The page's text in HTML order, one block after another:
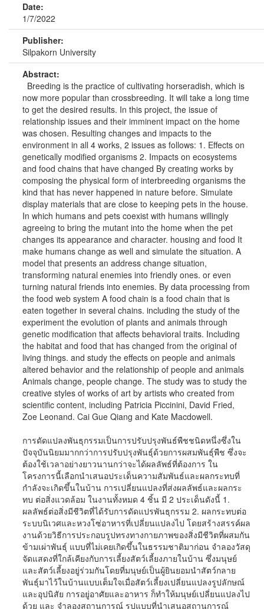
Date:
1/7/2022
Publisher:
Silpakorn University
Abstract:
Breeding is the practice of cultivating horseradish, which is
now more popular than crossbreeding. It will take a long time
to get the desired results. In this project, the issue of
relationship issues and their imminent impact on the home
was chosen. Resulting changes and impacts to the
environment in all 4 works, 2 issues as follows: 1. Effects on
genetically modified organisms 2. Impacts on ecosystems
and food chains that have changed By creating works by
composing the physical form of interbreeding organisms the
kind that has never happened in nature before. Simulate
display materials that are close to keeping pets in the house.
In which humans and pets coexist with humans willingly
agreeing to bring the mutant into the home when the pet
changes its appearance and character. housing and food It
make humans change as well and simulate the situation. A
model that presents an address change situation,
transforming natural enemies into friendly ones. or even
turning natural friends into enemies. By data processing from
the food web system A food chain is a food chain that is
eaten together in several chains. including the study of the
experiment the evolution of plants and animals through
genetic modification that affects behavioral traits. Including
the habitat and food that has changed from the original of
living things. and study the effects on people and animals
altered behavior and the relationship of people and animals
Animals change, people change. The study was to study the
creative styles of works of art by artists who created from
scientific content, including Patricia Piccinini, David Fried,
Zoe Leonand. Cai Gue Qiang and Kate Macdowell.
การดัดแปลงพันธุกรรมเป็นการปรับปรุงพันธ์พืชชนิดหนึ่งซึ่งใน
ปัจจุบันนิยมมากกว่าการปรับปรุงพันธุ์ด้วยการผสมพันธุ์พืช ซึ่งจะ
ต้องใช้เวลาอย่างยาวนานกว่าจะได้ผลลัพธ์ที่ต้องการ ใน
โครงการนี้เลือกนำเสนอประเด็นความสัมพันธ์และผลกระทบที่
กำลังจะเกิดขึ้นในบ้าน การเปลี่ยนแปลงที่ส่งผลลัพธ์และผลกระ
ทบ ต่อสิ่งแวดล้อม ในงานทั้งหมด 4 ชิ้น มี 2 ประเด็นดังนี้ 1.
ผลลัพธ์ต่อสิ่งมีชีวิตที่ได้รับการดัดแปรพันธุกรรม 2. ผลกระทบต่อ
ระบบนิเวศและหวงโซ่อาหารที่เปลี่ยนแปลงไป โดยสร้างสรรค์ผล
งานด้วยวิธีการประกอบรูปทรงทางกายภาพของสิ่งมีชีวิตที่ผสมกัน
ข้ามเผ่าพันธุ์ แบบที่ไม่เคยเกิดขึ้นในธรรมชาติมาก่อน จำลองวัสดุ
จัดแสดงที่ใกล้เคียงกับการเลี้ยงสัตว์เลี้ยงภายในบ้าน ซึ่งมนุษย์
และสัตว์เลี้ยงอยู่ร่วมกันโดยที่มนุษย์เป็นผู้ยินยอมนำสัตว์กลาย
พันธุ์มาไว้ในบ้านแบบเต็มใจเมื่อสัตว์เลี้ยงเปลี่ยนแปลงรูปลักษณ์
และอุปนิสัย การอยู่อาศัยและอาหาร ก็ทำให้มนุษย์เปลี่ยนแปลงไป
ด้วย และ จำลองสถานการณ์ รูปแบบที่นำเสนอสถานการณ์